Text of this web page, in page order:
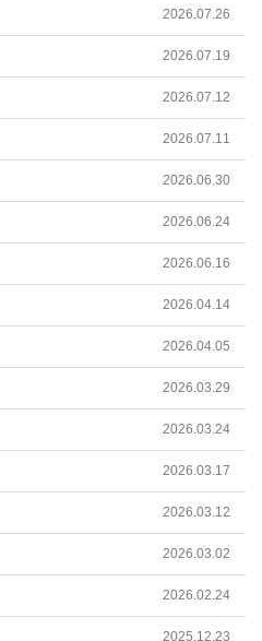
2026.07.26
2026.07.19
2026.07.12
2026.07.11
2026.06.30
2026.06.24
2026.06.16
2026.04.14
2026.04.05
2026.03.29
2026.03.24
2026.03.17
2026.03.12
2026.03.02
2026.02.24
2025.12.23